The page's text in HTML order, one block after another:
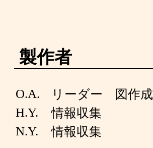
製作者
O.A.
リーダー 図作成
H.Y.
情報収集
N.Y.
情報収集